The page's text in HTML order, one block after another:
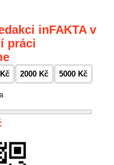
inFAKTA v
práci
2000 Kč 5000 Kč